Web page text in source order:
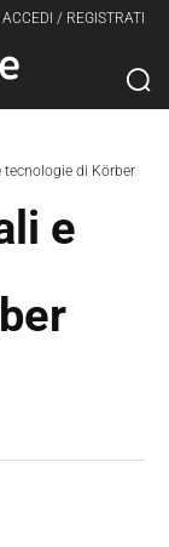
ACCEDI / REGISTRATI
tecnologie di Körber
e